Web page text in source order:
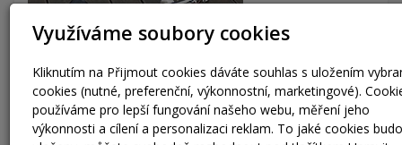
Využíváme soubory cookies
Kliknutím na Přijmout cookies dáváte souhlas s uložením
cookies (nutné, preferenční, výkonnostní, marketingové).
používáme pro lepší fungování našeho webu, měření jeho
výkonnosti a cílení a personalizaci reklam. To jaké cookies